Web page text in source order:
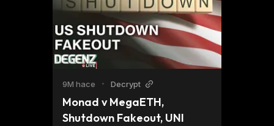
9M hace • Decrypt
Monad v MegaETH,
Shutdown Fakeout, UNI